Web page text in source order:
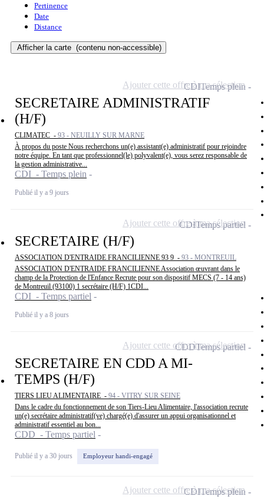
Pertinence
Date
Distance
Afficher la carte (contenu non-accessible)
SECRETAIRE ADMINISTRATIF
(H/F)
CLIMATEC - 93 - NEUILLY SUR MARNE
À propos du poste Nous recherchons un(e) assistant(e) administratif pour rejoindre
notre équipe. En tant que professionnel(le) polyvalent(e), vous serez responsable de
la gestion administrative...
CDI - Temps plein
Publié il y a 9 jours
CDITemps plein
Ajouter cette offre à ma sélection
SECRETAIRE (H/F)
ASSOCIATION D'ENTRAIDE FRANCILIENNE 93 9 - 93 - MONTREUIL
ASSOCIATION D'ENTRAIDE FRANCILIENNE Association œuvrant dans le
champ de la Protection de l'Enfance Recrute pour son dispositif MECS (7 - 14 ans)
de Montreuil (93100) 1 secrétaire (H/F) 1CDI...
CDI - Temps partiel
Publié il y a 8 jours
CDITemps partiel
Ajouter cette offre à ma sélection
SECRETAIRE EN CDD A MI-
TEMPS (H/F)
TIERS LIEU ALIMENTAIRE - 94 - VITRY SUR SEINE
Dans le cadre du fonctionnement de son Tiers-Lieu Alimentaire, l'association recrute
un(e) secrétaire administratif(ve) chargé(e) d'assurer un appui organisationnel et
administratif essentiel au bon...
CDD - Temps partiel
Publié il y a 30 jours Employeur handi-engagé
CDDTemps partiel
Ajouter cette offre à ma sélection
CDITemps plein
Ajouter cette offre à ma sélection